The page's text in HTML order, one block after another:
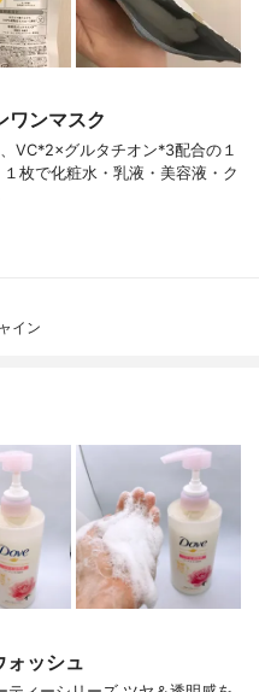
ワンマスク
VC*2×グルタチオン*3配合の１
枚で化粧水・乳液・美容液・ク
イン
ォッシュ